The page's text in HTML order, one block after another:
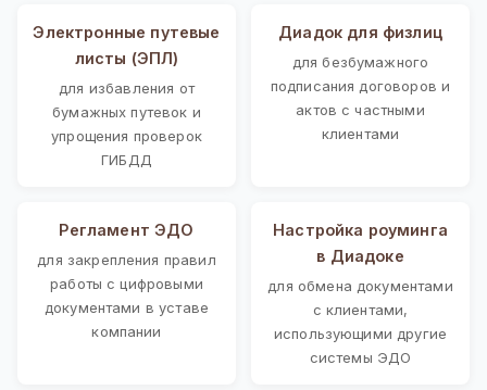
Электронные путевые
листы (ЭПЛ)
для избавления от
бумажных путевок и
упрощения проверок
ГИБДД
Диадок для физлиц
для безбумажного
подписания договоров и
актов с частными
клиентами
Регламент ЭДО
для закрепления правил
работы с цифровыми
документами в уставе
компании
Настройка роуминга
в Диадоке
для обмена документами
с клиентами,
использующими другие
системы ЭДО